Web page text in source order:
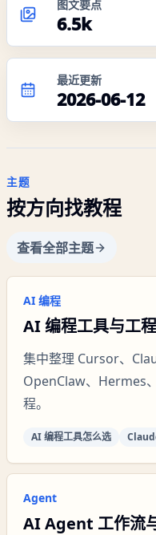
图文要点
6.5k
最近更新
2026-06-12
主题
按方向找教程
查看全部主题
AI 编程
AI 编程工具与工
集中整理 Cursor、
OpenClaw、Hermes
程。
AI 编程工具怎么选
Agent
AI Agent 工作流